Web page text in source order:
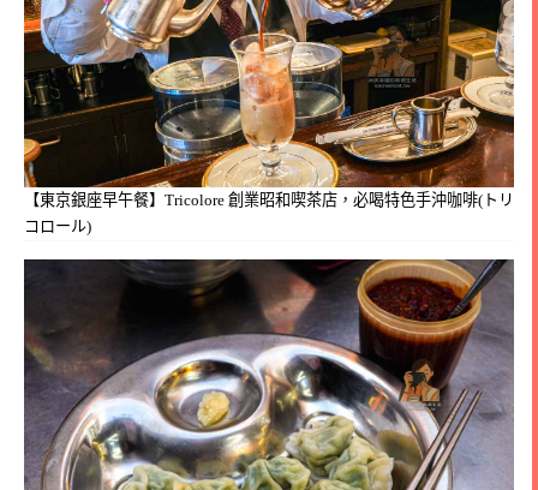
【東京銀座早午餐】Tricolore 創業昭和喫茶店，必喝特色手沖咖啡(トリ
コロール)